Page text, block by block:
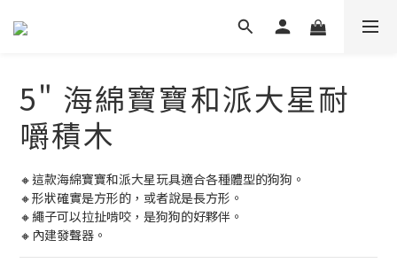
5" 海綿寶寶和派大星耐
嚼積木
🔸這款海綿寶寶和派大星玩具適合各種體型的狗狗。
🔸形狀確實是方形的，或者說是長方形。
🔸繩子可以拉扯啃咬，是狗狗的好夥伴。
🔸內建發聲器。